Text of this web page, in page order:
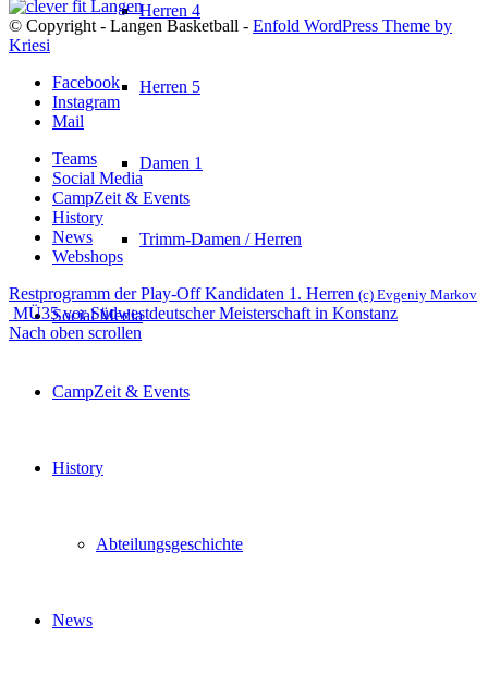
Herren 4
Herren 5
Damen 1
Trimm-Damen / Herren
Social Media
CampZeit & Events
History
Abteilungsgeschichte
News
© Copyright - Langen Basketball - Enfold WordPress Theme by
Kriesi
Facebook
Instagram
Mail
Teams
Social Media
CampZeit & Events
History
News
Webshops
Restprogramm der Play-Off Kandidaten 1. Herren (c) Evgeniy Markov
MÜ35 vor Südwestdeutscher Meisterschaft in Konstanz
Nach oben scrollen